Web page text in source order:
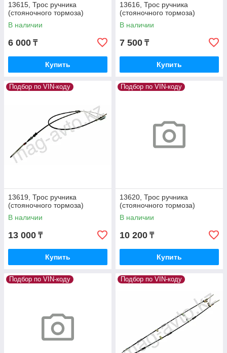
13615, Трос ручника
(стояночного тормоза)
В наличии
6 000 ₸
Купить
13616, Трос ручника
(стояночного тормоза)
В наличии
7 500 ₸
Купить
Подбор по VIN-коду
13619, Трос ручника
(стояночного тормоза)
В наличии
13 000 ₸
Купить
Подбор по VIN-коду
13620, Трос ручника
(стояночного тормоза)
В наличии
10 200 ₸
Купить
Подбор по VIN-коду Подбор по VIN-коду